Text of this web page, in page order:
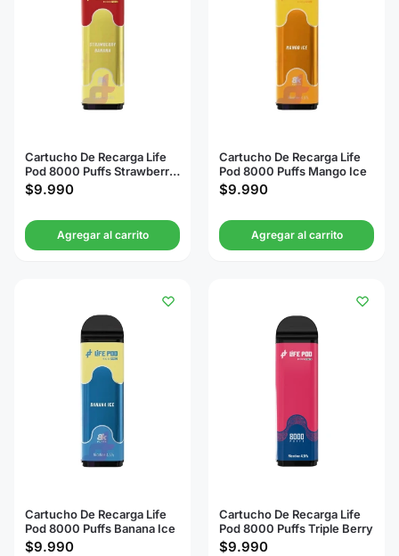
Cartucho De Recarga Life
Pod 8000 Puffs Strawberry
Banana
$9.990
Agregar al carrito
Cartucho De Recarga Life
Pod 8000 Puffs Mango Ice
$9.990
Agregar al carrito
Cartucho De Recarga Life
Pod 8000 Puffs Banana Ice
$9.990
Cartucho De Recarga Life
Pod 8000 Puffs Triple Berry
$9.990